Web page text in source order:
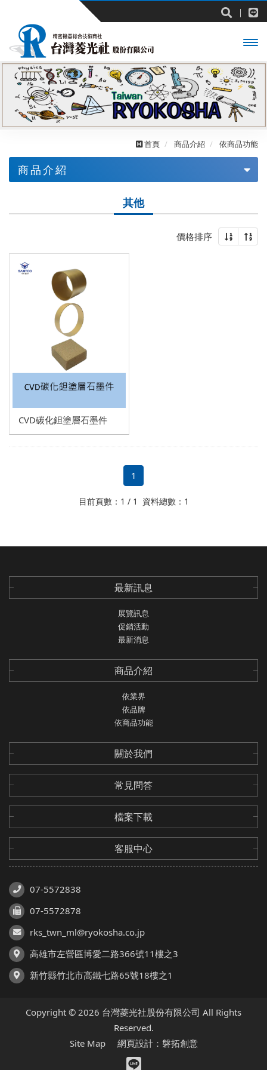
主選
單
首頁 商品介紹 依商品功能
商品介紹
量測設備
觀察設備
分析/評價設備
檢查設備
製造相關
電機&機械零件
耗材
其他
價格排序
CVD碳化鉭塗層石墨件
1
目前頁數：1 / 1 資料總數：1
最新訊息
展覽訊息
促銷活動
最新消息
商品介紹
依業界
依品牌
依商品功能
關於我們
常見問答
檔案下載
客服中心
07-5572838
07-5572878
rks_twn_ml@ryokosha.co.jp
高雄市左營區博愛二路366號11樓之3
新竹縣竹北市高鐵七路65號18樓之1
Copyright © 2026 台灣菱光社股份有限公司 All Rights
Reserved.
Site Map
網頁設計：磐拓創意